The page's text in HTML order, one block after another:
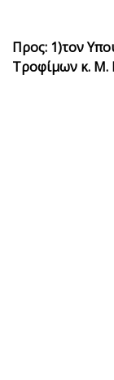
Προς: 1)τον
Τροφίμων κ. Μ.